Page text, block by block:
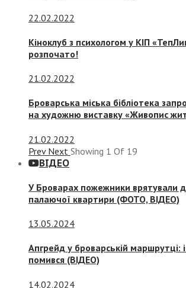
22.02.2022
Кіноклуб з психологом у КІП
розпочато!
21.02.2022
Броварська міська бібліотека
на художню виставку «Живопис
21.02.2022
Prev Next Showing 1 Of 19
ВІДЕО
У Броварах пожежники врятували
палаючої квартири (ФОТО, ВІДЕО)
13.05.2024
Апгрейд у броварській маршрутці: і
помився (ВІДЕО)
14.02.2024